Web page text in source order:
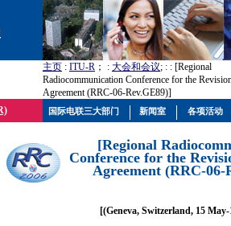
主页 : ITU-R ； : 大会和会议; : : [Regional
Radiocommunication Conference for the
Agreement (RRC-06-Rev.GE89)]
[Regional
Conference for the
Agreement (RRC-06-
[(Geneva, Switzerland, 15
国际电联三大部门 新闻室 各项活动